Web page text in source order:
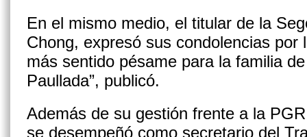
En el mismo medio, el titular de la
Chong, expresó sus condolencias por
más sentido pésame para la familia
Paullada”, publicó.
Además de su gestión frente a la
se desempeñó como secretario del